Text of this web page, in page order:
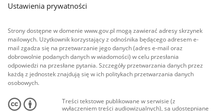
Ustawienia prywatności
Strony dostępne w domenie www.gov.pl mogą zawierać adresy skrzynek
mailowych. Użytkownik korzystający z odnośnika będącego adresem e-
mail zgadza się na przetwarzanie jego danych (adres e-mail oraz
dobrowolnie podanych danych w wiadomości) w celu przesłania
odpowiedzi na przesłane pytania. Szczegóły przetwarzania danych przez
każdą z jednostek znajdują się w ich politykach przetwarzania danych
osobowych.
Treści tekstowe publikowane w serwisie (z
wyłączeniem treści audiowizualnych), są udostępniane